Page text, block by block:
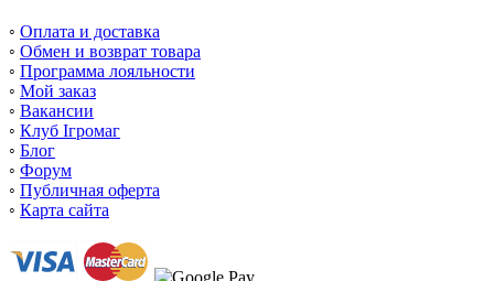
◦ Оплата и доставка
◦ Обмен и возврат товара
◦ Программа лояльности
◦ Мой заказ
◦ Вакансии
◦ Клуб Ігромаг
◦ Блог
◦ Форум
◦ Публичная оферта
◦ Карта сайта